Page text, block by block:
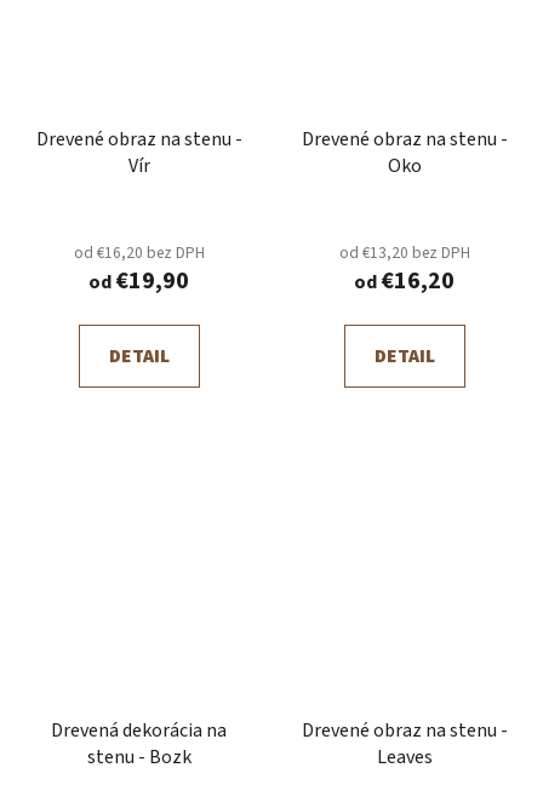
Drevené obraz na stenu -
Vír
od €16,20 bez DPH
od€19,90
DETAIL
Drevené obraz na stenu -
Oko
od €13,20 bez DPH
od€16,20
DETAIL
Drevená dekorácia na
stenu - Bozk
Drevené obraz na stenu -
Leaves